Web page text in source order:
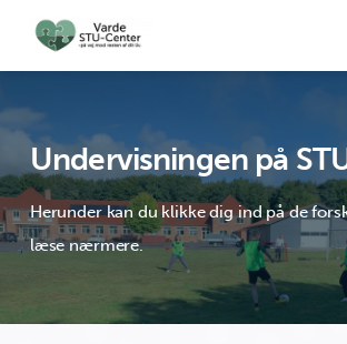
Undervisningen på
Herunder kan du klikke dig ind på de
læse nærmere.